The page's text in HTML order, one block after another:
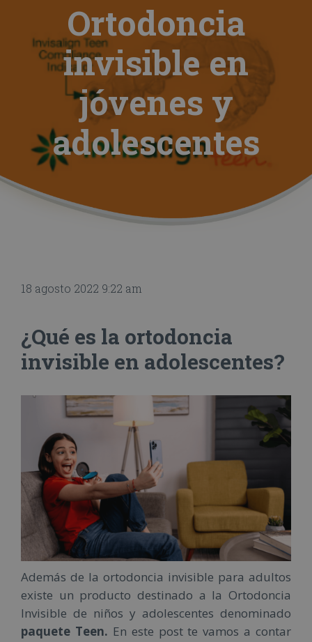
Ortodoncia
invisible en
jóvenes y
adolescentes
18 agosto 2022 9:22 am
¿Qué es la ortodoncia
invisible en adolescentes?
Además de la ortodoncia invisible para adultos
existe un producto destinado a la Ortodoncia
Invisible de niños y adolescentes denominado
paquete Teen. En este post te vamos a contar